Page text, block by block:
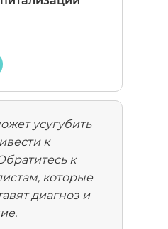
усугубить
к
к
которые
диагноз и